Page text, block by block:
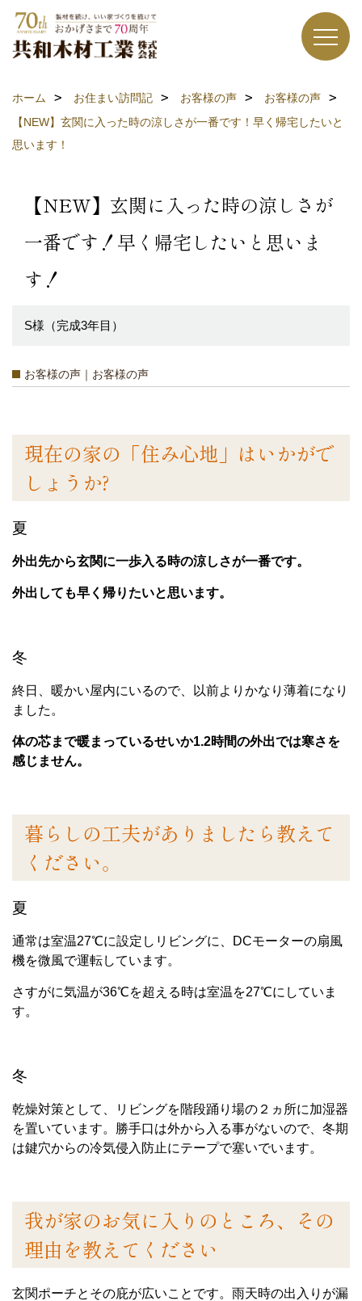
ホーム お住まい訪問記 お客様の声
お客様の声
【NEW】玄関に入った時の涼しさが一番です！早く帰宅したいと
思います！
【NEW】玄関に入った時の涼しさが
一番です！早く帰宅したいと思いま
す！
S様（完成3年目）
お客様の声｜お客様の声
現在の家の「住み心地」はいかがで
しょうか?
夏
外出先から玄関に一歩入る時の涼しさが一番です。
外出しても早く帰りたいと思います。
冬
終日、暖かい屋内にいるので、以前よりかなり薄着になり
ました。
体の芯まで暖まっているせいか1.2時間の外出では寒さを
感じません。
暮らしの工夫がありましたら教えて
ください。
夏
通常は室温27℃に設定しリビングに、DCモーターの扇風
機を微風で運転しています。
さすがに気温が36℃を超える時は室温を27℃にしていま
す。
冬
乾燥対策として、リビングを階段踊り場の２ヵ所に加湿器
を置いています。勝手口は外から入る事がないので、冬期
は鍵穴からの冷気侵入防止にテープで塞いでいます。
我が家のお気に入りのところ、その
理由を教えてください
玄関ポーチとその庇が広いことです。雨天時の出入りが漏